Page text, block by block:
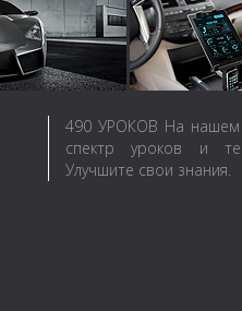
490 УРОКОВ На нашем
спектр уроков и
Улучшите свои знания.